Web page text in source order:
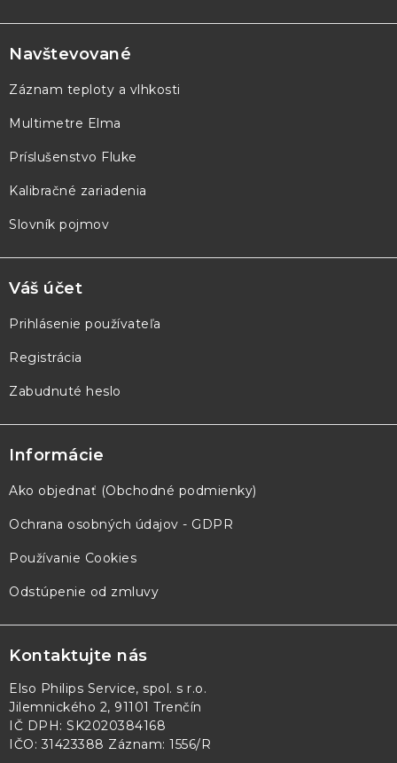
á
p
ä
e
Navštevované
Záznam teploty a vlhkosti
Multimetre Elma
Príslušenstvo Fluke
Kalibračné zariadenia
Slovník pojmov
Váš účet
Prihlásenie používateľa
Registrácia
Zabudnuté heslo
Informácie
Ako objednať (Obchodné podmienky)
Ochrana osobných údajov - GDPR
Používanie Cookies
Odstúpenie od zmluvy
Kontaktujte nás
Elso Philips Service, spol. s r.o.
Jilemnického 2, 91101 Trenčín
IČ DPH: SK2020384168
IČO: 31423388 Záznam: 1556/R